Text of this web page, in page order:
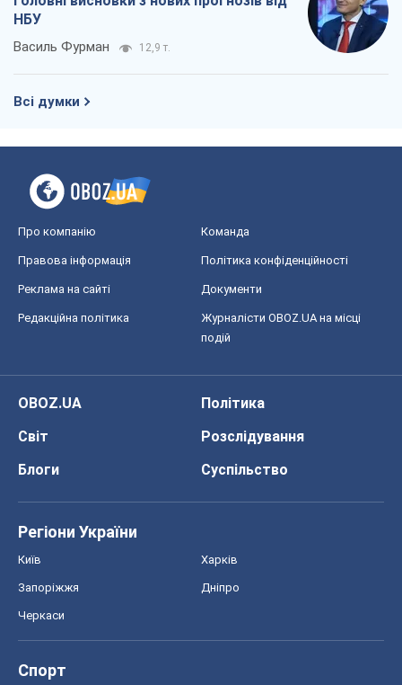
НБУ
Василь Фурман 12,9 т.
Всі думки
Про компанію Команда
Правова інформація Політика конфіденційності
Реклама на сайті Документи
Редакційна політика
Журналісти OBOZ.UA на місці
подій
OBOZ.UA
Політика
Світ
Розслідування
Блоги
Суспільство
Регіони України
Київ Харків
Запоріжжя Дніпро
Черкаси
Спорт